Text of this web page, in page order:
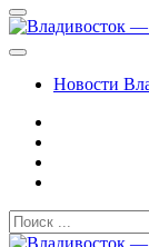
Новости
Поиск: